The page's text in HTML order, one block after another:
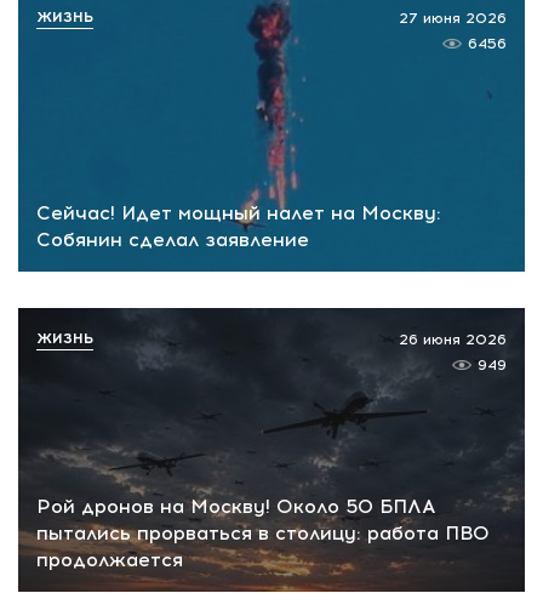
Сейчас! Идет мощный налет на Москву:
Собянин сделал заявление
27 июня 2026
6456
ЖИЗНЬ
Рой дронов на Москву! Около 50 БПЛА
пытались прорваться в столицу: работа ПВО
продолжается
26 июня 2026
949
ЖИЗНЬ